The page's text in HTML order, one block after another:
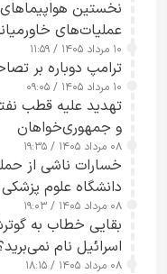
نخستین هواپیماهای
عملیات‌های
شدند
۱۰ مرداد ۱۴۰۵ / ۱۱:۵۹
ترامپ دوباره بر
۱۰ مرداد ۱۴۰۵ / ۰۹:۰۵
تهدید علیه قطب
و جمهوری‌خواهان
۰۸ مرداد ۱۴۰۵ / ۱۹:۳۵
خسارات ناشی از
دانشگاه علوم پزشکی
۰۸ مرداد ۱۴۰۵ / ۱۹:۰۳
بقایی خطاب به
اسرائیل نام
۰۸ مرداد ۱۴۰۵ / ۱۸:۱۵